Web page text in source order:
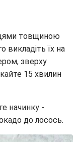
товщиною
викладіть їх на
зверху
15 хвилин
начинку -
до лосось.